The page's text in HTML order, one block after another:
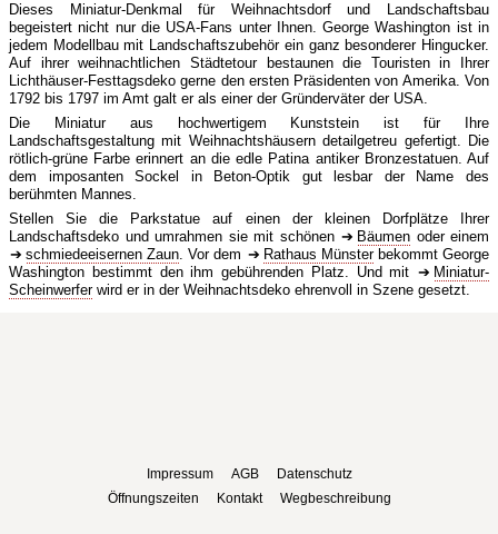
Dieses Miniatur-Denkmal für Weihnachtsdorf und Landschaftsbau
begeistert nicht nur die USA-Fans unter Ihnen. George Washington ist in
jedem Modellbau mit Landschaftszubehör ein ganz besonderer Hingucker.
Auf ihrer weihnachtlichen Städtetour bestaunen die Touristen in Ihrer
Lichthäuser-Festtagsdeko gerne den ersten Präsidenten von Amerika. Von
1792 bis 1797 im Amt galt er als einer der Gründerväter der USA.
Die Miniatur aus hochwertigem Kunststein ist für Ihre
Landschaftsgestaltung mit Weihnachtshäusern detailgetreu gefertigt. Die
rötlich-grüne Farbe erinnert an die edle Patina antiker Bronzestatuen. Auf
dem imposanten Sockel in Beton-Optik gut lesbar der Name des
berühmten Mannes.
Stellen Sie die Parkstatue auf einen der kleinen Dorfplätze Ihrer
Landschaftsdeko und umrahmen sie mit schönen
Bäumen oder einem
schmiedeeisernen Zaun. Vor dem Rathaus Münsterbekommt George
Washington bestimmt den ihm gebührenden Platz. Und mit
Miniatur-
Scheinwerferwird er in der Weihnachtsdeko ehrenvoll in Szene gesetzt.
Impressum AGB
Datenschutz
Öffnungszeiten
Kontakt Wegbeschreibung